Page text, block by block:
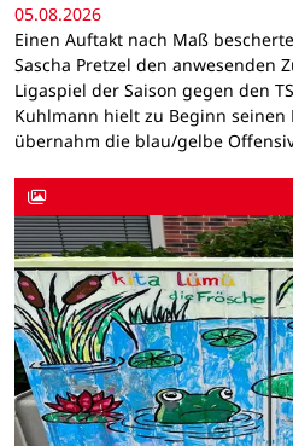
05.08.2026
Einen Auftakt nach Maß
Sascha Pretzel den anwesenden
Ligaspiel der Saison gegen den
Kuhlmann hielt zu Beginn seinen
übernahm die blau/gelbe